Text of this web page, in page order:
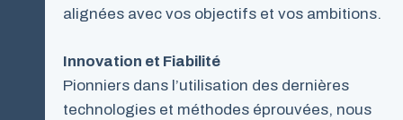
alignées avec vos objectifs et vos ambitions.
Innovation et Fiabilité
Pionniers dans l’utilisation des dernières
technologies et méthodes éprouvées, nous